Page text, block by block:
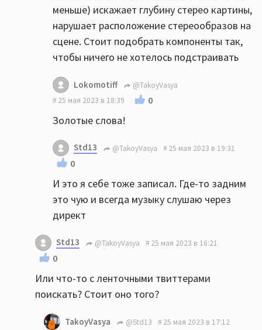
меньше) искажает глубину стерео картины,
нарушает расположение стереообразов на
сцене. Стоит подобрать компоненты так,
чтобы ничего не хотелось подстраивать
Lokomotiff
@TakoyVasya
25 мая 2023 в 18:39
0
Золотые слова!
Std13 @TakoyVasya 25 мая 2023 в 19:31
0
И это я себе тоже записал. Где-то задним
это чую и всегда музыку слушаю через
директ
Std13 @TakoyVasya 25 мая 2023 в 16:21
0
Или что-то с ленточными твиттерами
поискать? Стоит оно того?
TakoyVasya @Std13 25 мая 2023 в 17:12